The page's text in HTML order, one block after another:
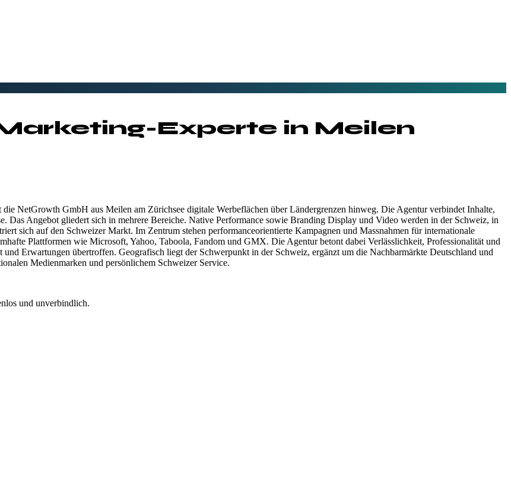
Experte in Meilen
NetGrowth GmbH aus Meilen am Zürichsee digitale Werbeflächen über Ländergrenzen hinweg. Die Agentur verbindet Inhalte,
Das Angebot gliedert sich in mehrere Bereiche. Native Performance sowie Branding Display und Video werden in der Schweiz, in
sich auf den Schweizer Markt. Im Zentrum stehen performanceorientierte Kampagnen und Massnahmen für internationale
Plattformen wie Microsoft, Yahoo, Taboola, Fandom und GMX. Die Agentur betont dabei Verlässlichkeit, Professionalität und
Erwartungen übertroffen. Geografisch liegt der Schwerpunkt in der Schweiz, ergänzt um die Nachbarmärkte Deutschland und
Medienmarken und persönlichem Schweizer Service.
und unverbindlich.